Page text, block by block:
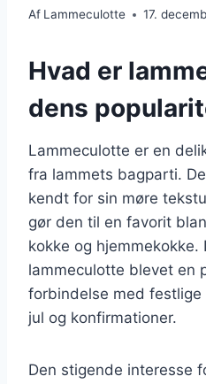
Af Lammeculotte 17.
Hvad er
dens
Lammeculotte er en
fra lammets bagparti.
kendt for sin møre
gør den til en favorit
kokke og hjemmekokke.
lammeculotte blevet
forbindelse med festlige
jul og konfirmationer.
Den stigende interesse